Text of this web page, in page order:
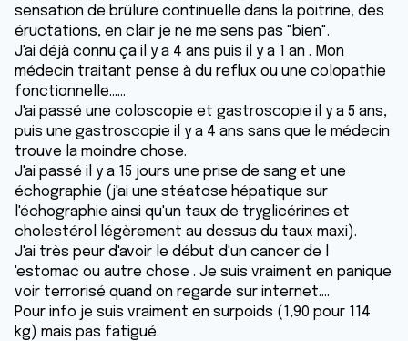
sensation de brûlure continuelle dans la poitrine, des
éructations, en clair je ne me sens pas "bien".
J'ai déjà connu ça il y a 4 ans puis il y a 1 an . Mon
médecin traitant pense à du reflux ou une colopathie
fonctionnelle......
J'ai passé une coloscopie et gastroscopie il y a 5 ans,
puis une gastroscopie il y a 4 ans sans que le médecin
trouve la moindre chose.
J'ai passé il y a 15 jours une prise de sang et une
échographie (j'ai une stéatose hépatique sur
l'échographie ainsi qu'un taux de tryglicérines et
cholestérol légèrement au dessus du taux maxi).
J'ai très peur d'avoir le début d'un cancer de l
'estomac ou autre chose . Je suis vraiment en panique
voir terrorisé quand on regarde sur internet....
Pour info je suis vraiment en surpoids (1,90 pour 114
kg) mais pas fatigué.